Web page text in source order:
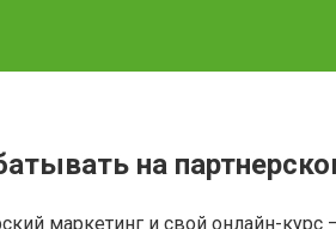
на
маркетинг и свой онлайн-